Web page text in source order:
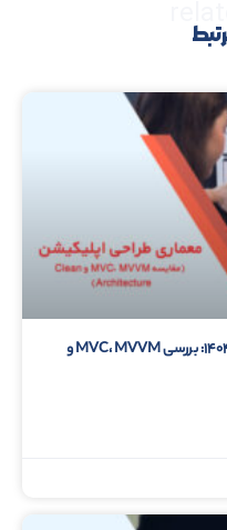
بهترین معماری طراحی اپلیکیشن در سال ۱۴۰۴: بررسی MVC، MVVM و